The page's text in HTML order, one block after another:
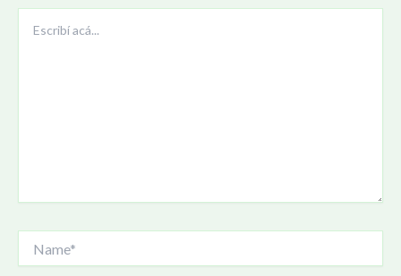
acá...